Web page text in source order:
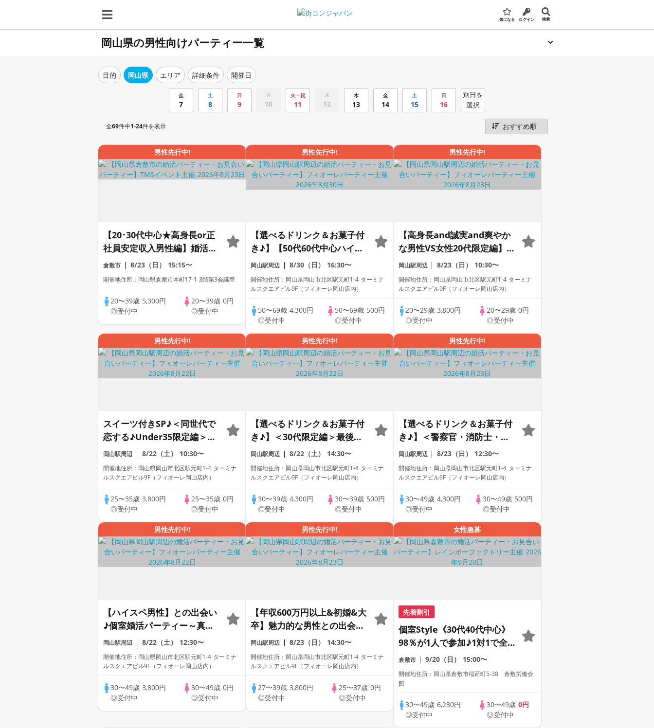
気になる ログイン 検索
岡山県の男性向けパーティー一覧
目的 岡山県 エリア 詳細条件 開催日
金
7
土
8
日
9
月
10
火・祝
11
水
12
木
13
金
14
土
15
日
16
別日を
選択
全69件中1-24件を表示
男性先行中!
【20･30代中心★高身長or正
社員安定収入男性編】婚活パ
ーティー・街コン ～真剣な
出会い～
倉敷市 8/23（日） 15:15〜
開催地住所：岡山県倉敷市本町17-1 3階第3会議室
20〜39歳 5,300円
◎受付中
20〜39歳 0円
◎受付中
男性先行中!
【選べるドリンク＆お菓子付
き♪】【50代60代中心ハイス
ペ男性編】個室婚活パーティ
ー／互いに支え合えるパート
ナー探し♪～真剣な出会い～
岡山駅周辺 8/30（日） 16:30〜
開催地住所：岡山県岡山市北区駅元町1-4 ターミナ
ルスクエアビル9F（フィオーレ岡山店内）
50〜69歳 4,300円
◎受付中
50〜69歳 500円
◎受付中
男性先行中!
【高身長and誠実and爽やか
な男性VS女性20代限定編】個
室婚活パーティー～真剣な出
会い～
岡山駅周辺 8/23（日） 10:30〜
開催地住所：岡山県岡山市北区駅元町1-4 ターミナ
ルスクエアビル9F（フィオーレ岡山店内）
20〜29歳3,800円
◎受付中
20〜29歳 0円
◎受付中
男性先行中!
スイーツ付きSP♪＜同世代で
恋する♪Under35限定編＞
【個室】婚活パーティー～真
剣な出会い～
岡山駅周辺 8/22（土） 10:30〜
開催地住所：岡山県岡山市北区駅元町1-4 ターミナ
ルスクエアビル9F（フィオーレ岡山店内）
25〜35歳 3,800円
◎受付中
25〜35歳 0円
◎受付中
男性先行中!
【選べるドリンク＆お菓子付
き♪】＜30代限定編＞最後の
恋がしたい♪【個室】婚活パ
ーティー～真剣な出会い～
岡山駅周辺 8/22（土） 14:30〜
開催地住所：岡山県岡山市北区駅元町1-4 ターミナ
ルスクエアビル9F（フィオーレ岡山店内）
30〜39歳 4,300円
◎受付中
30〜39歳 500円
◎受付中
男性先行中!
【選べるドリンク＆お菓子付
き♪】＜警察官・消防士・自
衛官・公務員等安定職業男性
集合編＞【個室】婚活パーテ
ィー～真剣な出会い～
岡山駅周辺 8/23（日） 12:30〜
開催地住所：岡山県岡山市北区駅元町1-4 ターミナ
ルスクエアビル9F（フィオーレ岡山店内）
30〜49歳4,300円
◎受付中
30〜49歳 500円
◎受付中
男性先行中!
【ハイスペ男性】との出会い
♪個室婚活パーティー～真剣
な出会い～
岡山駅周辺 8/22（土） 12:30〜
開催地住所：岡山県岡山市北区駅元町1-4 ターミナ
ルスクエアビル9F（フィオーレ岡山店内）
30〜49歳 3,800円
◎受付中
30〜49歳 0円
◎受付中
男性先行中!
【年収600万円以上&初婚&大
卒】魅力的な男性との出会い
♪【個室】婚活パーティー～
真剣な出会い～
岡山駅周辺 8/23（日） 14:30〜
開催地住所：岡山県岡山市北区駅元町1-4 ターミナ
ルスクエアビル9F（フィオーレ岡山店内）
27〜39歳 3,800円
◎受付中
25〜37歳0円
◎受付中
女性急募
先着割引
個室Style《30代40代中心》
98％が1人で参加♪1対1で全
員トーク☆誠実な方への婚活
パーティー
倉敷市 9/20（日） 15:00〜
開催地住所：岡山県倉敷市稲荷町5‐38 倉敷労働会
館
30〜49歳6,280円
◎受付中
30〜49歳 0円
◎受付中